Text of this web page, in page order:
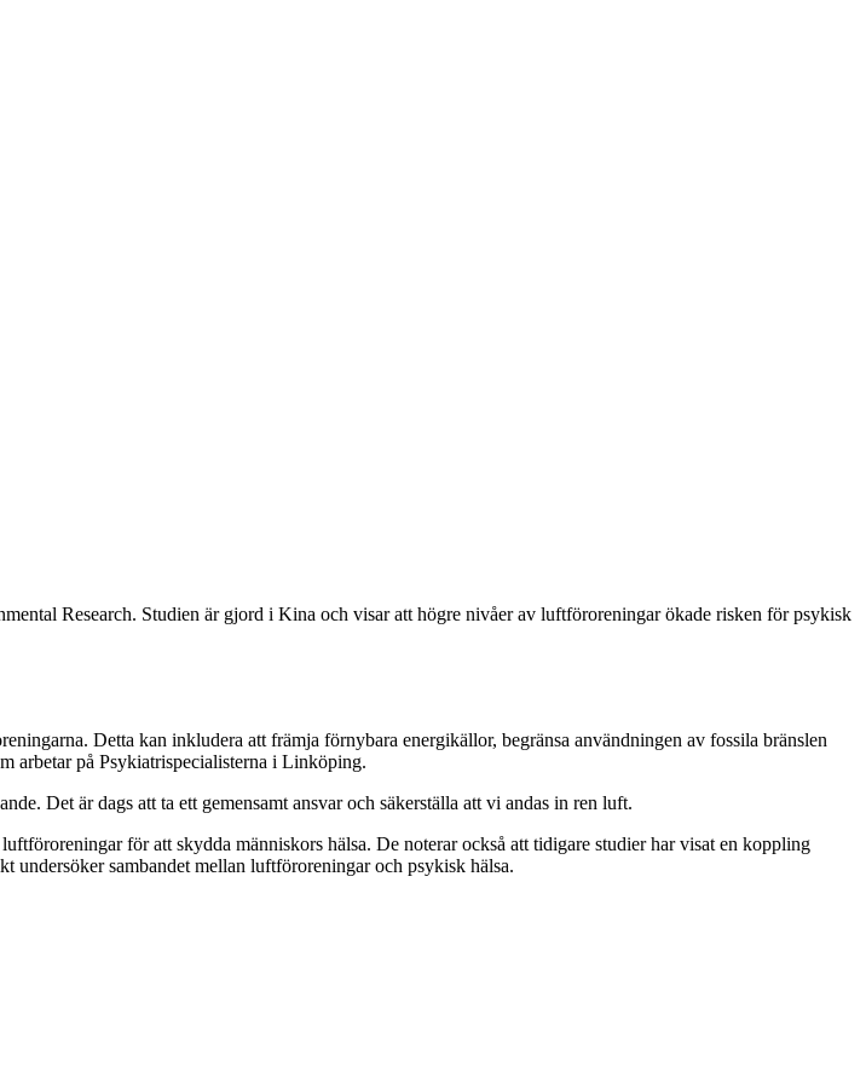
Research. Studien är gjord i Kina och visar att högre nivåer av luftföroreningar ökade risken för psykisk
Detta kan inkludera att främja förnybara energikällor, begränsa användningen av fossila bränslen
arbetar på Psykiatrispecialisterna i Linköping.
Det är dags att ta ett gemensamt ansvar och säkerställa att vi andas in ren luft.
för att skydda människors hälsa. De noterar också att tidigare studier har visat en koppling
undersöker sambandet mellan luftföroreningar och psykisk hälsa.